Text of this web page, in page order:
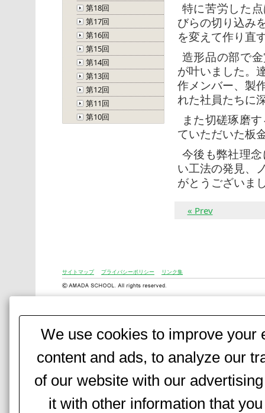
特に苦労した
びらの切り込み
を変えて作り直
造形品の部で
が叶いました。
作メンバー、製
れた社員たちに
また切磋琢磨
ていただいた板
今後も弊社理
い工法の発見、
がとうございま
« Prev
第18回
第17回
第16回
第15回
第14回
第13回
第12回
第11回
第10回
サイトマップ プライバシーポリシー リンク集
We use cookies to improve your
content and ads, to analyze our
of our website with our
it with other information that